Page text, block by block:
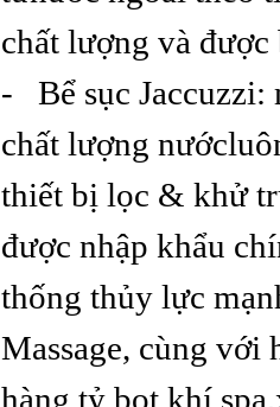
chất lượng và được
- Bể sục Jaccuzzi:
chất lượng
thiết bị lọc & khử
được nhập khẩu
thống thủy lực
Massage, cùng với
hàng tỷ bọt khí